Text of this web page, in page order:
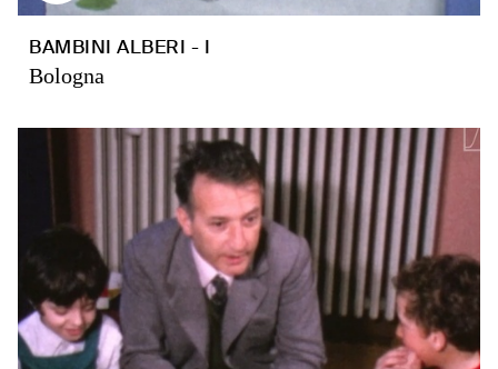
BAMBINI ALBERI - I
Bologna